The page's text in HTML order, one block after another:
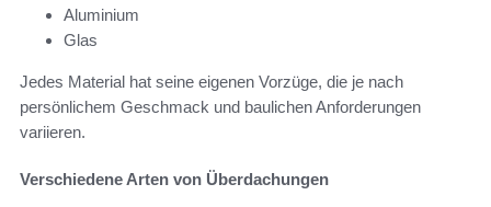
Aluminium
Glas
Jedes Material hat seine eigenen Vorzüge, die je nach
persönlichem Geschmack und baulichen Anforderungen
variieren.
Verschiedene Arten von Überdachungen